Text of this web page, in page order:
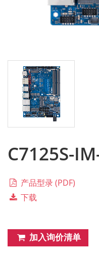
C7125S-
产品型录 (PDF)
下载
加入询价清单